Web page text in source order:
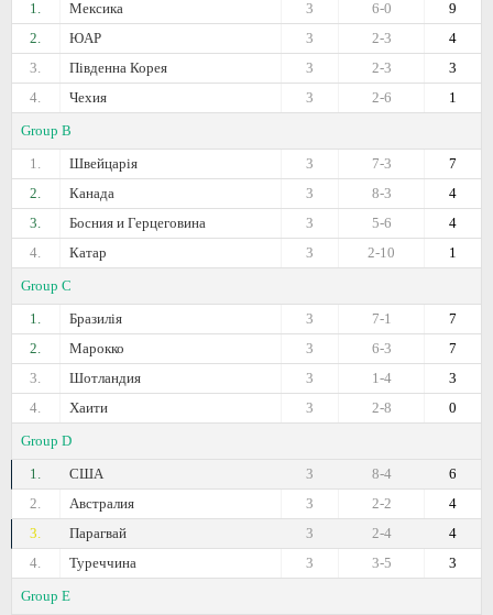
1. Мексика 9
6-0
3
2.
ЮАР 4
2-3
3
3.
Південна Корея 3
2-3
3
4.
Чехия 1
2-6
3
Group B
1.
Швейцарія 7
7-3
3
2.
Канада 4
8-3
3
3.
Босния и Герцеговина 4
5-6
3
4.
Катар 1
2-10
3
Group C
1.
Бразилія 7
7-1
3
2.
Марокко 7
6-3
3
3.
Шотландия 3
1-4
3
4.
Хаити 0
2-8
3
Group D
1.
США 6
8-4
3
2.
Австралия 4
2-2
3
3.
Парагвай 4
2-4
3
4.
Туреччина 3
3-5
3
Group E